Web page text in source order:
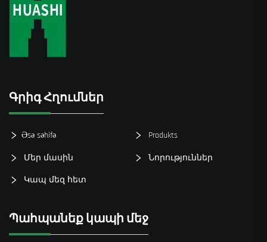
Գրիգ Հղումներ
Əsə səhifə Produkts
Մեր մասին Նորություններ
Կապ մեզ հետ
Պահպանեք կապի մեջ